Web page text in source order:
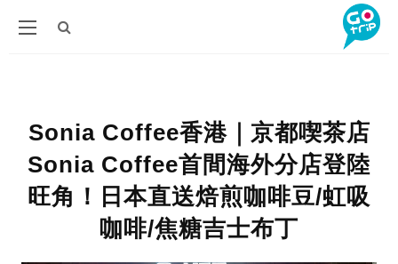
Sonia Coffee香港｜京都喫茶店
Sonia Coffee首間海外分店登陸
旺角！日本直送焙煎咖啡豆/虹吸
咖啡/焦糖吉士布丁